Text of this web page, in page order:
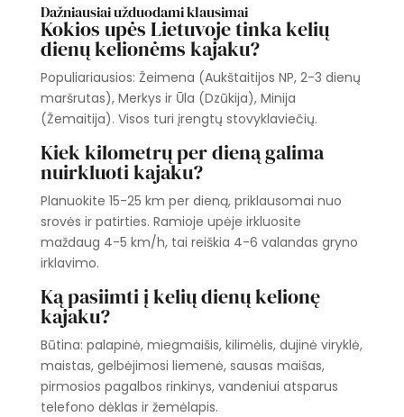
Dažniausiai užduodami klausimai
Kokios upės Lietuvoje tinka kelių
dienų kelionėms kajaku?
Populiariausios: Žeimena (Aukštaitijos NP, 2-3 dienų
maršrutas), Merkys ir Ūla (Dzūkija), Minija
(Žemaitija). Visos turi įrengtų stovyklaviečių.
Kiek kilometrų per dieną galima
nuirkluoti kajaku?
Planuokite 15-25 km per dieną, priklausomai nuo
srovės ir patirties. Ramioje upėje irkluosite
maždaug 4-5 km/h, tai reiškia 4-6 valandas gryno
irklavimo.
Ką pasiimti į kelių dienų kelionę
kajaku?
Būtina: palapinė, miegmaišis, kilimėlis, dujinė viryklė,
maistas, gelbėjimosi liemenė, sausas maišas,
pirmosios pagalbos rinkinys, vandeniui atsparus
telefono dėklas ir žemėlapis.